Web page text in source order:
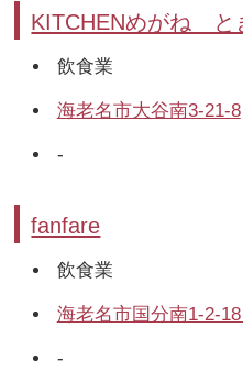
KITCHENめがね と
飲食業
海老名市大谷南3-21-8
-
fanfare
飲食業
海老名市国分南1-2-
-